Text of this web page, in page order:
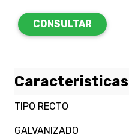
CONSULTAR
Caracteristicas
TIPO RECTO
GALVANIZADO